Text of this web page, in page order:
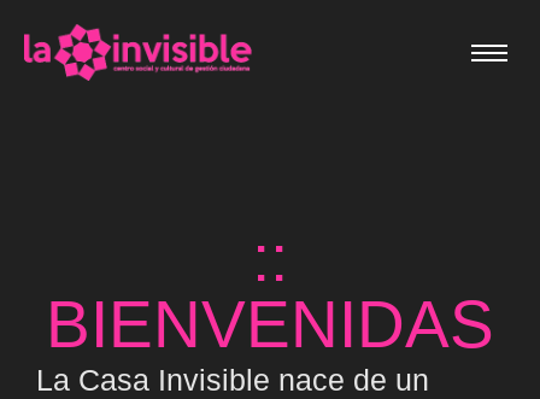
::
BIENVENIDAS
La Casa Invisible nace de un